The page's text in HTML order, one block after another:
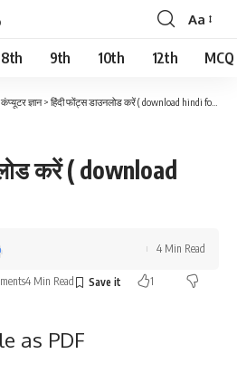
Font
Resizer
Aa
8th 9th 10th 12th MCQ
कंप्यूटर ज्ञान> हिंदी फोंट्स डाउनलोड करें ( download hindi fonts)
करें ( download
4 Min Read 1
4 Min Read
as PDF